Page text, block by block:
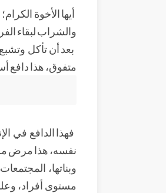
أيها الأخوة
والشراب لبقاء
بعد أن تأكل
متفوق، هذا دافع
فهذا الدافع في
نفسه، هذا مرض
وبناتها،
مستوى أفراد،